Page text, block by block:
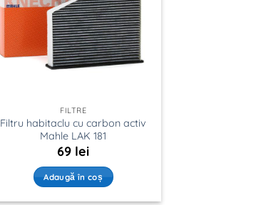
FILTRE
Filtru habitaclu cu carbon activ
Mahle LAK 181
69 lei
Adaugă în coș